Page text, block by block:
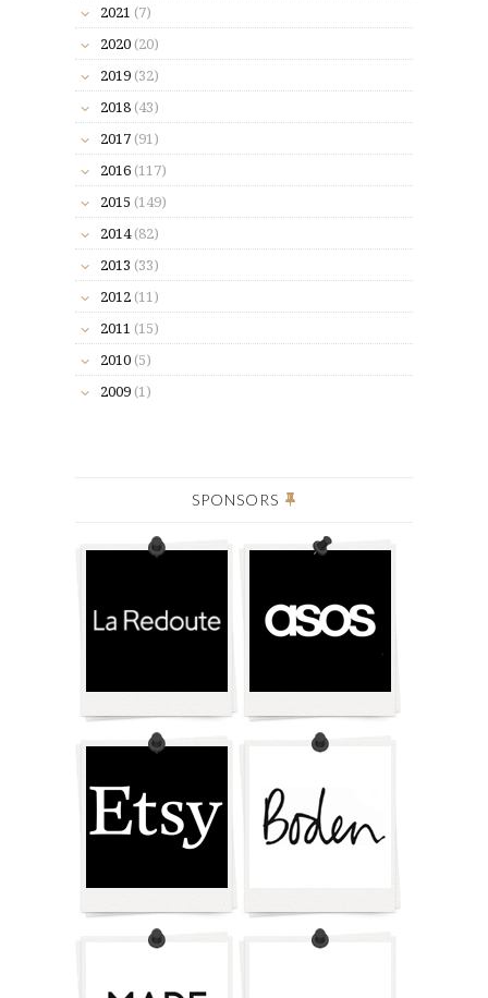
2021 (7)
2020 (20)
2019 (32)
2018 (43)
2017 (91)
2016 (117)
2015 (149)
2014(82)
2013 (33)
2012 (11)
2011 (15)
2010 (5)
2009 (1)
SPONSORS